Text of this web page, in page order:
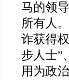
马的领
所有人
诈获得
步人士”
用为政